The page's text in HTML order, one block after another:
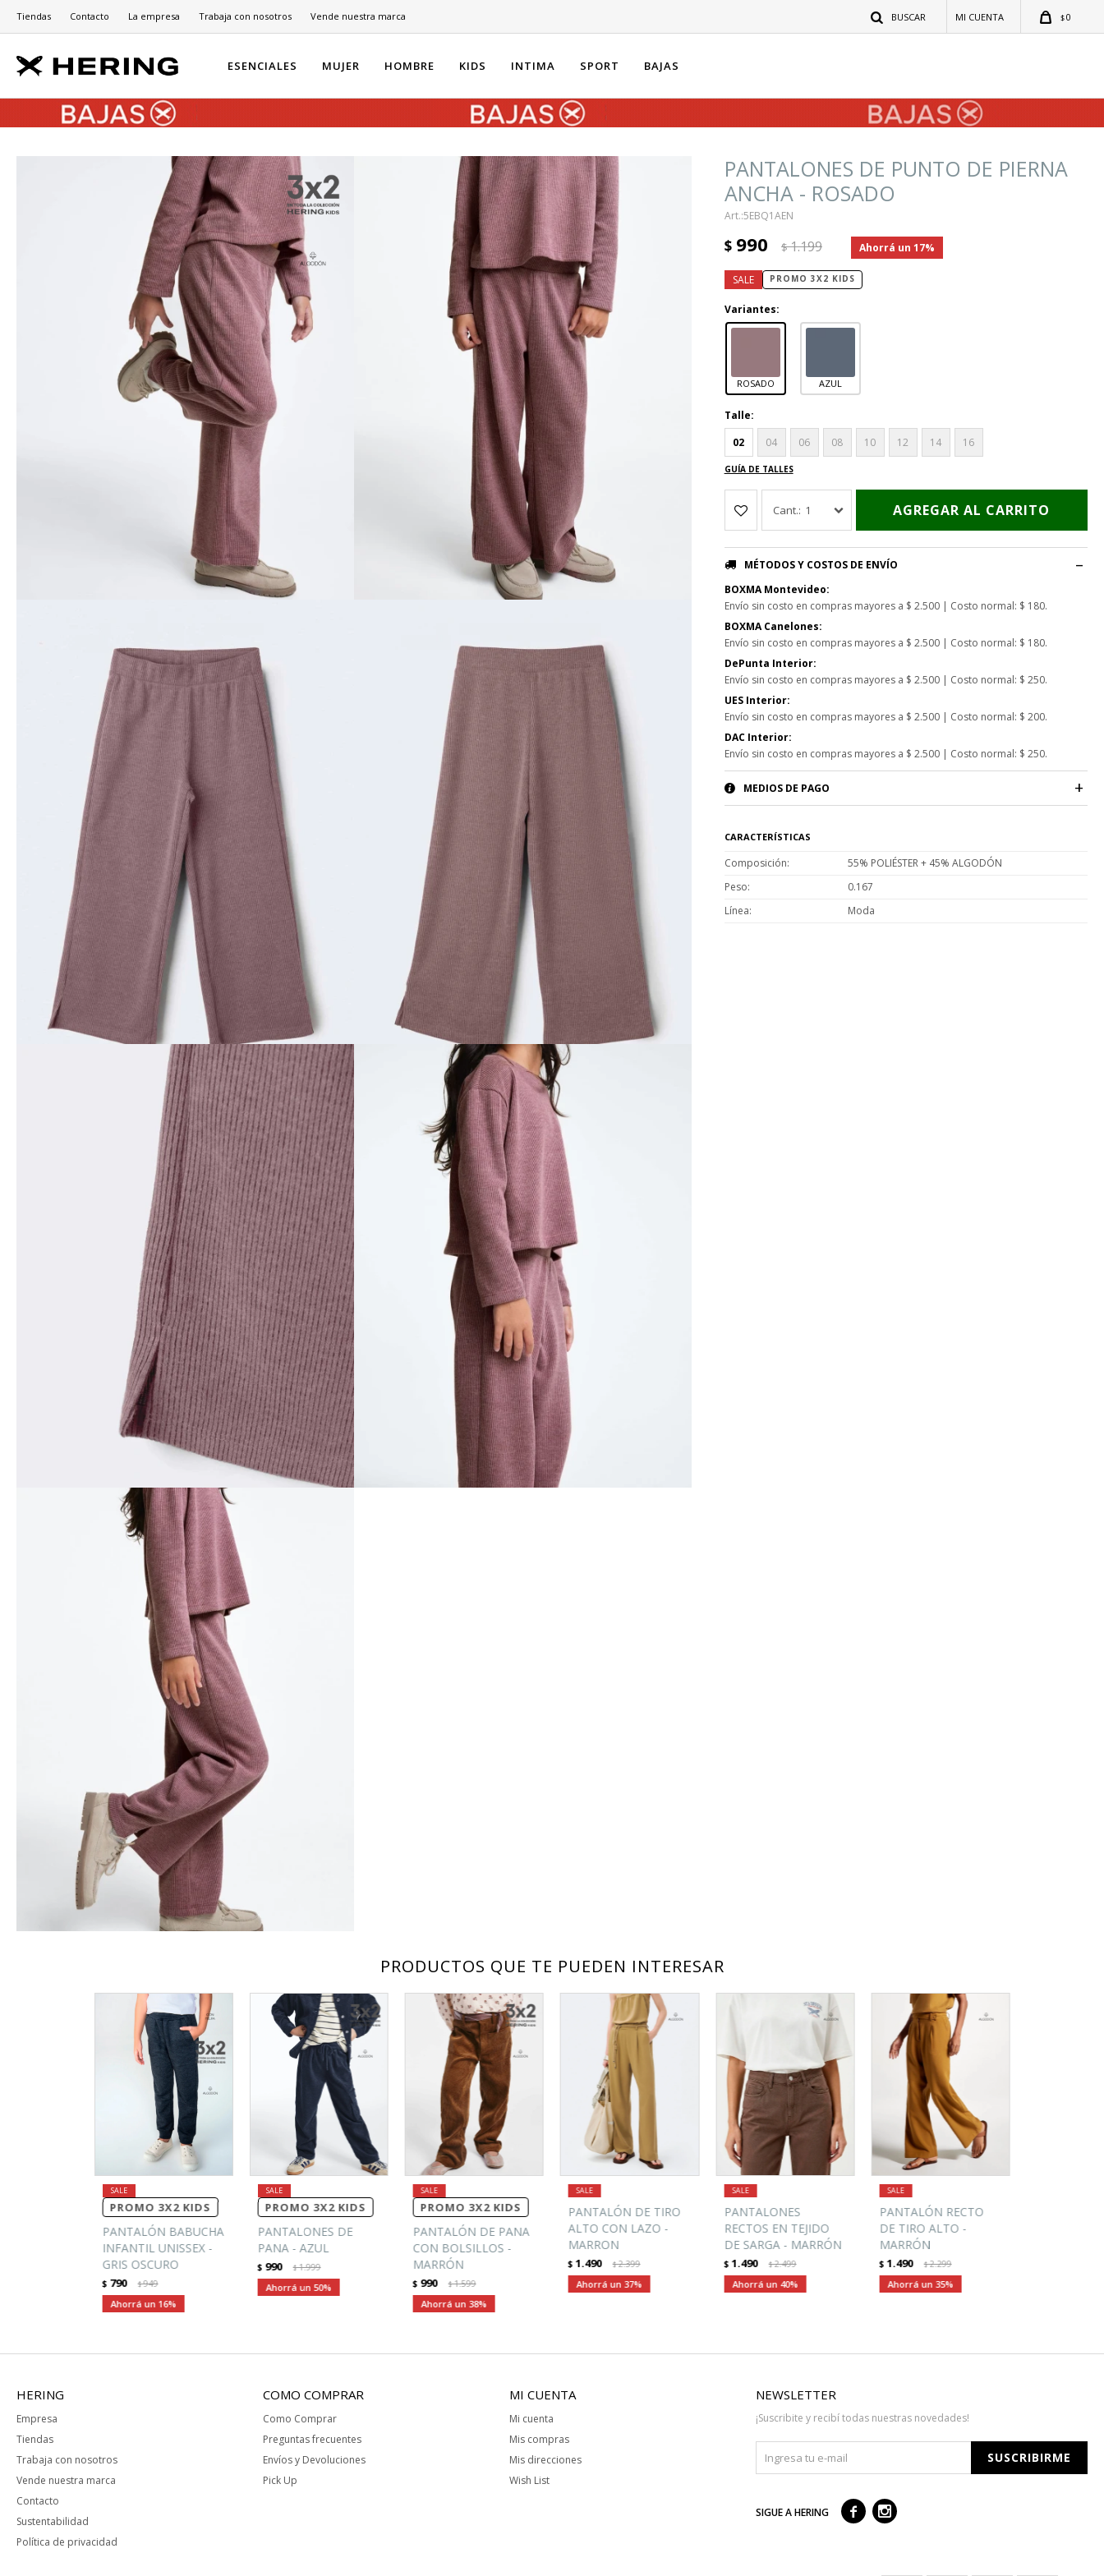
ESENCIALES MUJER HOMBRE KIDS INTIMA SPORT BAJAS
$0
Tiendas Contacto La empresa Trabaja con nosotros Vende nuestra marca
PANTALONES DE PUNTO DE PIERNA
ANCHA - ROSADO
5EBQ1AEN
$ 990 $1.199 17
PROMO 3X2 KIDS
Variantes:
ROSADO AZUL
Talle:
02
04 06 08 10 12 14 16
GUÍA DE TALLES
1 AGREGAR AL CARRITO
MÉTODOS Y COSTOS DE ENVÍO
BOXMA Montevideo:
Envío sin costo en compras mayores a $ 2.500 | Costo normal: $ 180.
BOXMA Canelones:
Envío sin costo en compras mayores a $ 2.500 | Costo normal: $ 180.
DePunta Interior:
Envío sin costo en compras mayores a $ 2.500 | Costo normal: $ 250.
UES Interior:
Envío sin costo en compras mayores a $ 2.500 | Costo normal: $ 200.
DAC Interior:
Envío sin costo en compras mayores a $ 2.500 | Costo normal: $ 250.
MEDIOS DE PAGO
CARACTERÍSTICAS
Composición
55% POLIÉSTER + 45% ALGODÓN
Peso
0.167
Línea
Moda
PRODUCTOS QUE TE PUEDEN INTERESAR
PROMO 3X2 KIDS
PANTALÓN BABUCHA
INFANTIL UNISSEX -
GRIS OSCURO
$ 790 $949
16
PROMO 3X2 KIDS
PANTALONES DE
PANA - AZUL
$ 990 $1.999
50
PROMO 3X2 KIDS
PANTALÓN DE PANA
CON BOLSILLOS -
MARRÓN
$ 990 $1.599
38
PANTALÓN DE TIRO
ALTO CON LAZO -
MARRON
$ 1.490 $2.399
37
PANTALONES
RECTOS EN TEJIDO
DE SARGA - MARRÓN
$ 1.490 $2.499
40
PANTALÓN RECTO
DE TIRO ALTO -
MARRÓN
$ 1.490 $2.299
35
HERING
Empresa
Tiendas
Trabaja con nosotros
Vende nuestra marca
Contacto
Sustentabilidad
Política de privacidad
COMO COMPRAR
Como Comprar
Preguntas frecuentes
Envíos y Devoluciones
Pick Up
MI CUENTA
Mi cuenta
Mis compras
Mis direcciones
Wish List
NEWSLETTER
¡Suscribite y recibí todas nuestras novedades!
SUSCRIBIRME
SIGUE A HERING  